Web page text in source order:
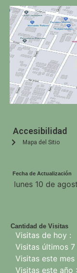
Accesibilidad
Mapa del Sitio
Fecha de Actualización
Cantidad de Visitas
Visitas de hoy :
Visitas últimos 7
Visitas este mes
Visitas este año
lunes 10 de